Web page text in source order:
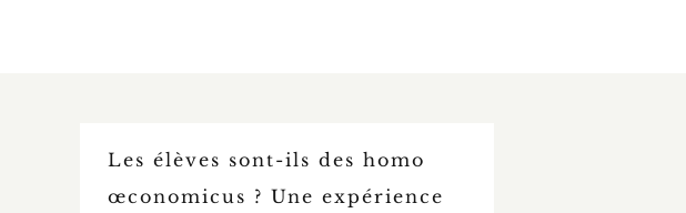
Les élèves sont-ils des homo
œconomicus ? Une expérience